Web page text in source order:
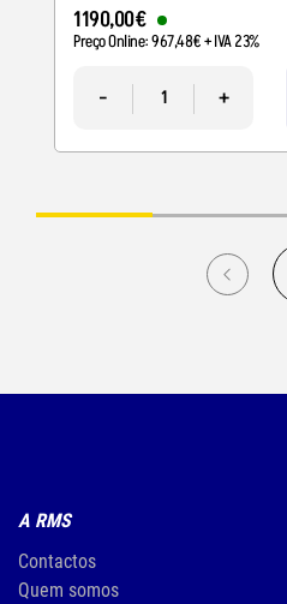
1190,00€
Preço Online:967,48€+ IVA 23%
- +
A RMS
Contactos
Quem somos